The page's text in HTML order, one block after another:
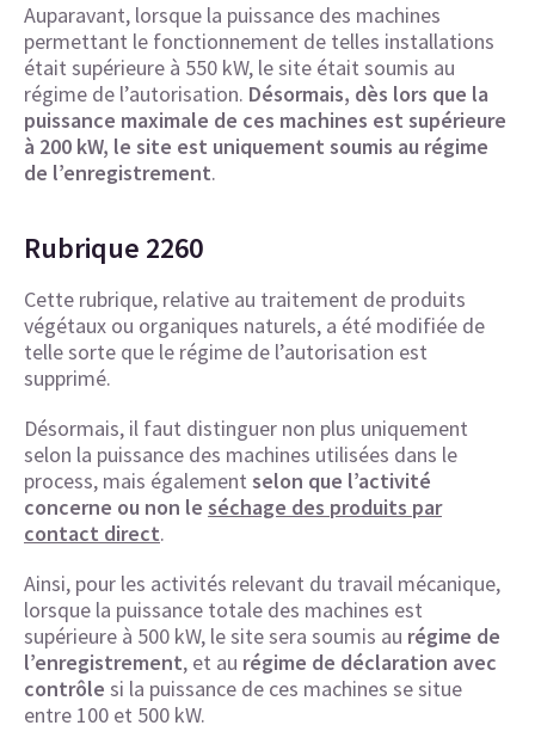
Auparavant, lorsque la puissance des machines
permettant le fonctionnement de telles installations
était supérieure à 550 kW, le site était soumis au
régime de l’autorisation. Désormais, dès lors que la
puissance maximale de ces machines est supérieure
à 200 kW, le site est uniquement soumis au régime
de l’enregistrement.
Rubrique 2260
Cette rubrique, relative au traitement de produits
végétaux ou organiques naturels, a été modifiée de
telle sorte que le régime de l’autorisation est
supprimé.
Désormais, il faut distinguer non plus uniquement
selon la puissance des machines utilisées dans le
process, mais également selon que l’activité
concerne ou non le séchage des produits par
contact direct.
Ainsi, pour les activités relevant du travail mécanique,
lorsque la puissance totale des machines est
supérieure à 500 kW, le site sera soumis au régime de
l’enregistrement, et au régime de déclaration avec
contrôle si la puissance de ces machines se situe
entre 100 et 500 kW.